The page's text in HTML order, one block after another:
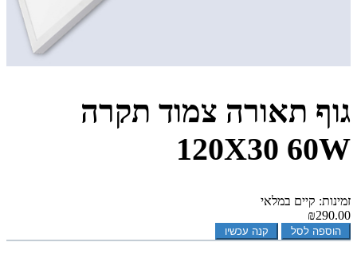
גוף תאורה צמוד תקרה
120X30 60W
זמינות: קיים במלאי
₪290.00
הוספה לסל קנה עכשיו